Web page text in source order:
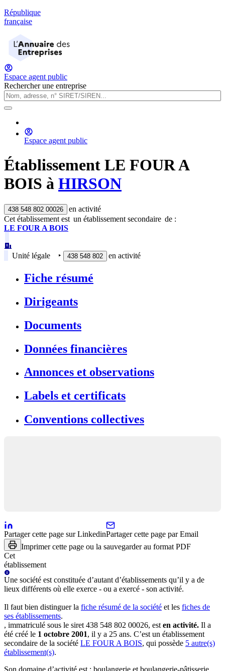
République
française
Espace agent public
Rechercher une entreprise
Espace agent public
Établissement LE FOUR A
BOIS à HIRSON
438 548 802 00026
en activité
Cet établissement est un établissement secondaire de :
LE FOUR A BOIS
Unité légale ‣ 438 548 802 en activité
Fiche résumé
Dirigeants
Documents
Données financières
Annonces et observations
Labels et certificats
Conventions collectives
Partager cette page sur LinkedinPartager cette page par Email
Imprimer cette page ou la sauvegarder au format PDF
Cet
établissement
Une société est constituée d’autant d’établissements qu’il y a de
lieux différents où elle exerce - ou a exercé - son activité.
Il faut bien distinguer la fiche résumé de la société et les fiches de
ses établissements.
, immatriculé sous le siret 438 548 802 00026, est en activité. Il a
été créé le 1 octobre 2001, il y a 25 ans. C’est un établissement
secondaire de la société LE FOUR A BOIS, qui possède 5 autre(s)
établissement(s).